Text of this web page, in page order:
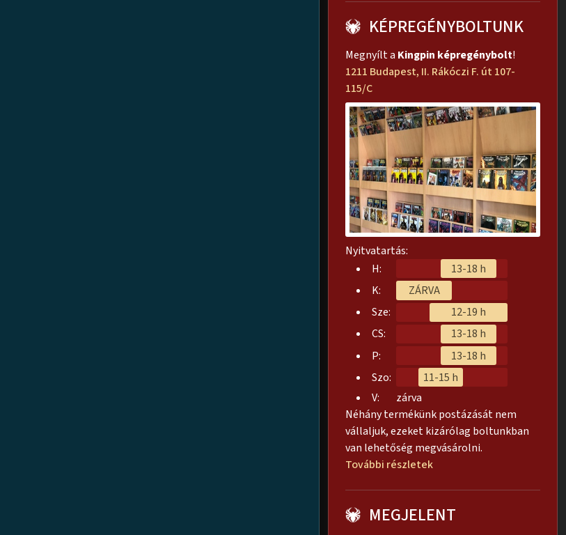
KÉPREGÉNYBOLTUNK
Megnyílt a Kingpin képregénybolt!
1211 Budapest, II. Rákóczi F. út 107-
115/C
Nyitvatartás:
H:
13-18 h
K:
ZÁRVA
Sze:
12-19 h
CS:
13-18 h
P:
13-18 h
Szo:
11-15 h
V:
zárva
Néhány termékünk postázását nem
vállaljuk, ezeket kizárólag boltunkban
van lehetőség megvásárolni.
További részletek
MEGJELENT